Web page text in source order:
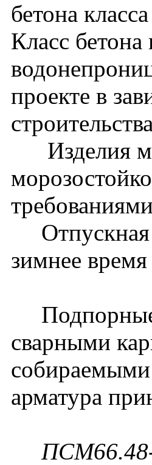
бетона
Класс
проекте в
Изделия
Отпускная
зимнее
Подпорные
сварными
собираемыми
арматура
ПСМ66.48-